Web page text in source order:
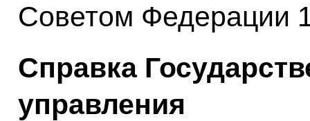
Советом Федерации
Справка
управления